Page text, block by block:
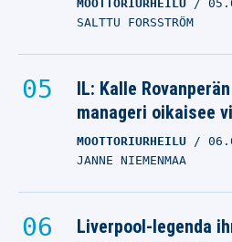
MOOTTORIURHEILU
SALTTU FORSSTRÖM
IL: Kalle
manageri oikaisee
MOOTTORIURHEILU
JANNE NIEMENMAA
Liverpool-legenda